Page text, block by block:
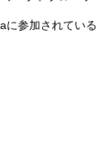
に参加されている